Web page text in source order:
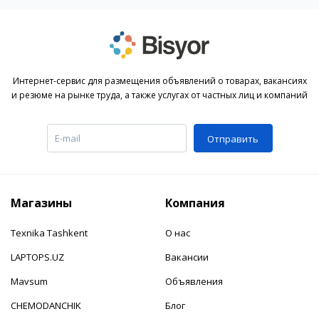
Интернет-сервис для размещения объявлений о товарах, вакансиях
и резюме на рынке труда, а также услугах от частных лиц и компаний
Отправить
Магазины
Texnika Tashkent
LAPTOPS.UZ
Mavsum
CHEMODANCHIK
Компания
О нас
Вакансии
Объявления
Блог